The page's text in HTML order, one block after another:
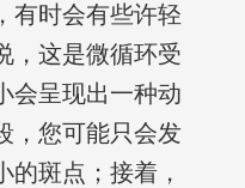
有时会有些许轻
，这是微循环受
会呈现出一种动
，您可能只会发
的斑点；接着，